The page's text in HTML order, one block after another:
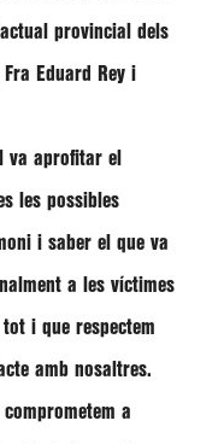
provincial dels
Fra Eduard Rey i
va aprofitar el
les possibles
i saber el que va
a les víctimes
i que respectem
amb nosaltres.
comprometem a